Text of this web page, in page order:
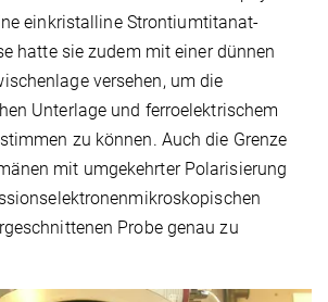
einkristalline Strontiumtitanat-
hatte sie zudem mit einer dünnen
versehen, um die
Unterlage und ferroelektrischem
zu können. Auch die Grenze
mit umgekehrter Polarisierung
Probe genau zu